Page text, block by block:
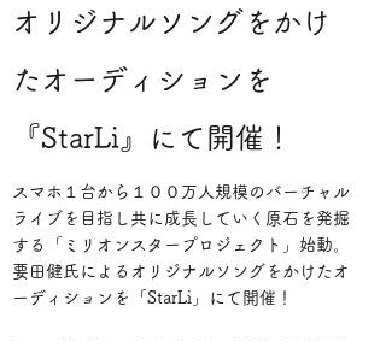
オリジナルソングをかけ
たオーディションを
『StarLi』にて開催！
スマホ１台から１００万人規模のバーチャル
ライブを目指し共に成長していく原石を発掘
する「ミリオンスタープロジェクト」始動。
要田健氏によるオリジナルソングをかけたオ
ーディションを「StarLi」にて開催！